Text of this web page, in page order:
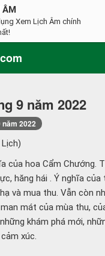
9 năm 2022
2022
của hoa Cẩm Chướng.
hăng hái . Ý nghĩa của
và mua thu. Vẫn còn
mát của mùa thu,
khám phá mới,
xúc.
ÂM
Xem Lịch Âm chính